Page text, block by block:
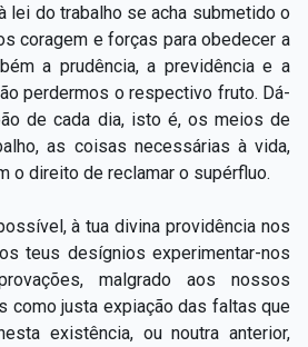
lei do trabalho se acha submetido o
coragem e forças para obedecer a
a prudência, a previdência e a
perdermos o respectivo fruto. Dá-
de cada dia, isto é, os meios de
as coisas necessárias à vida,
o direito de reclamar o supérfluo.
à tua divina providência nos
teus desígnios experimentar-nos
malgrado aos nossos
como justa expiação das faltas que
existência, ou noutra anterior,